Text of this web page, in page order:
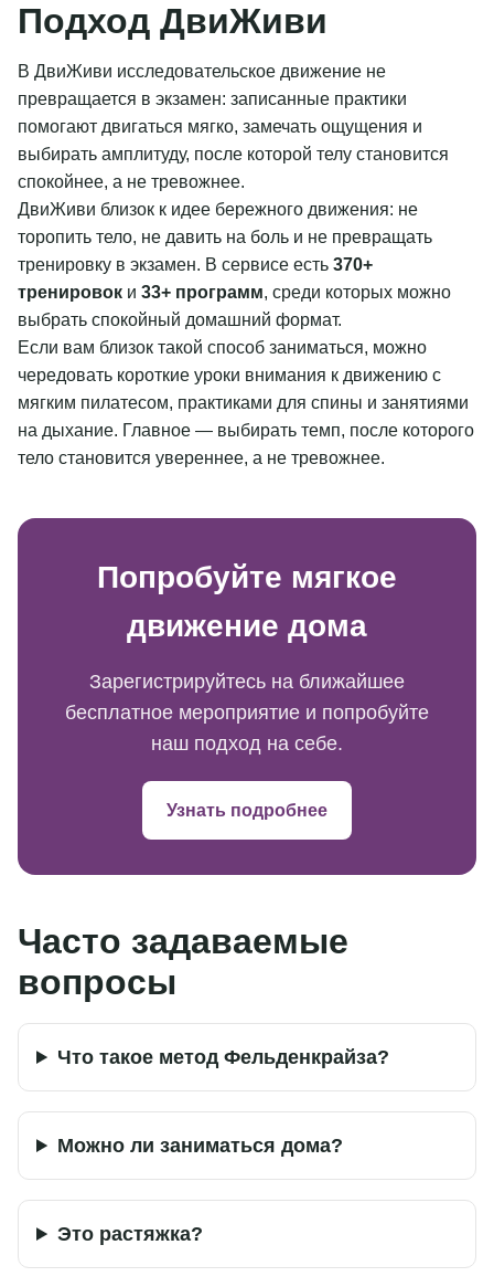
Подход ДвиЖиви
В ДвиЖиви исследовательское движение не
превращается в экзамен: записанные практики
помогают двигаться мягко, замечать ощущения и
выбирать амплитуду, после которой телу становится
спокойнее, а не тревожнее.
ДвиЖиви близок к идее бережного движения: не
торопить тело, не давить на боль и не превращать
тренировку в экзамен. В сервисе есть 370+
тренировок и 33+ программ, среди которых можно
выбрать спокойный домашний формат.
Если вам близок такой способ заниматься, можно
чередовать короткие уроки внимания к движению с
мягким пилатесом, практиками для спины и занятиями
на дыхание. Главное — выбирать темп, после которого
тело становится увереннее, а не тревожнее.
Попробуйте мягкое
движение дома
Зарегистрируйтесь на ближайшее
бесплатное мероприятие и попробуйте
наш подход на себе.
Узнать подробнее
Часто задаваемые
вопросы
Что такое метод Фельденкрайза?
Можно ли заниматься дома?
Это растяжка?